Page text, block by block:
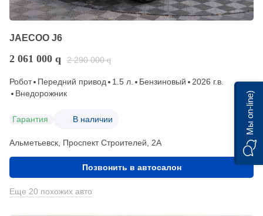
JAECOO J6
2 061 000 q 2 290 000 q
Робот Передний привод 1.5 л. Бензиновый
2026 г.в.
Внедорожник
Гарантия В наличии
Альметьевск, Проспект Строителей, 2А
Позвонить в автосалон
Еще 20 похожих авто
Мы on-line)